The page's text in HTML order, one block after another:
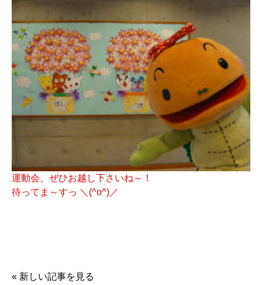
運動会、ぜひお越し下さいね～！
待ってま～すっ ＼(^o^)／
« 新しい記事を見る